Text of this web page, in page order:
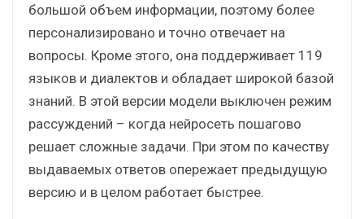
большой объем информации, поэтому более
персонализировано и точно отвечает на
вопросы. Кроме этого, она поддерживает 119
языков и диалектов и обладает широкой базой
знаний. В этой версии модели выключен режим
рассуждений – когда нейросеть пошагово
решает сложные задачи. При этом по качеству
выдаваемых ответов опережает предыдущую
версию и в целом работает быстрее.